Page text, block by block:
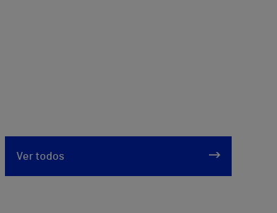
Ver todos